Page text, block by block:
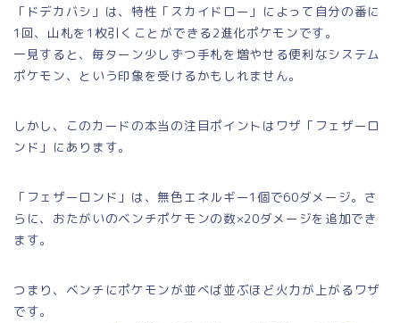
「ドデカバシ」は、特性「スカイドロー」によって自分の番に
1回、山札を1枚引くことができる2進化ポケモンです。
一見すると、毎ターン少しずつ手札を増やせる便利なシステム
ポケモン、という印象を受けるかもしれません。
しかし、このカードの本当の注目ポイントはワザ「フェザーロ
ンド」にあります。
「フェザーロンド」は、無色エネルギー1個で60ダメージ。さ
らに、おたがいのベンチポケモンの数×20ダメージを追加でき
ます。
つまり、ベンチにポケモンが並べば並ぶほど火力が上がるワザ
です。